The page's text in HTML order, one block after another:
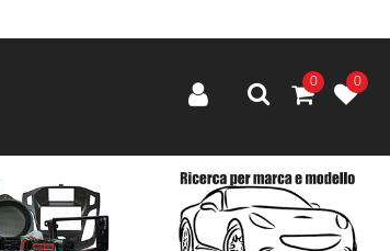
0 0